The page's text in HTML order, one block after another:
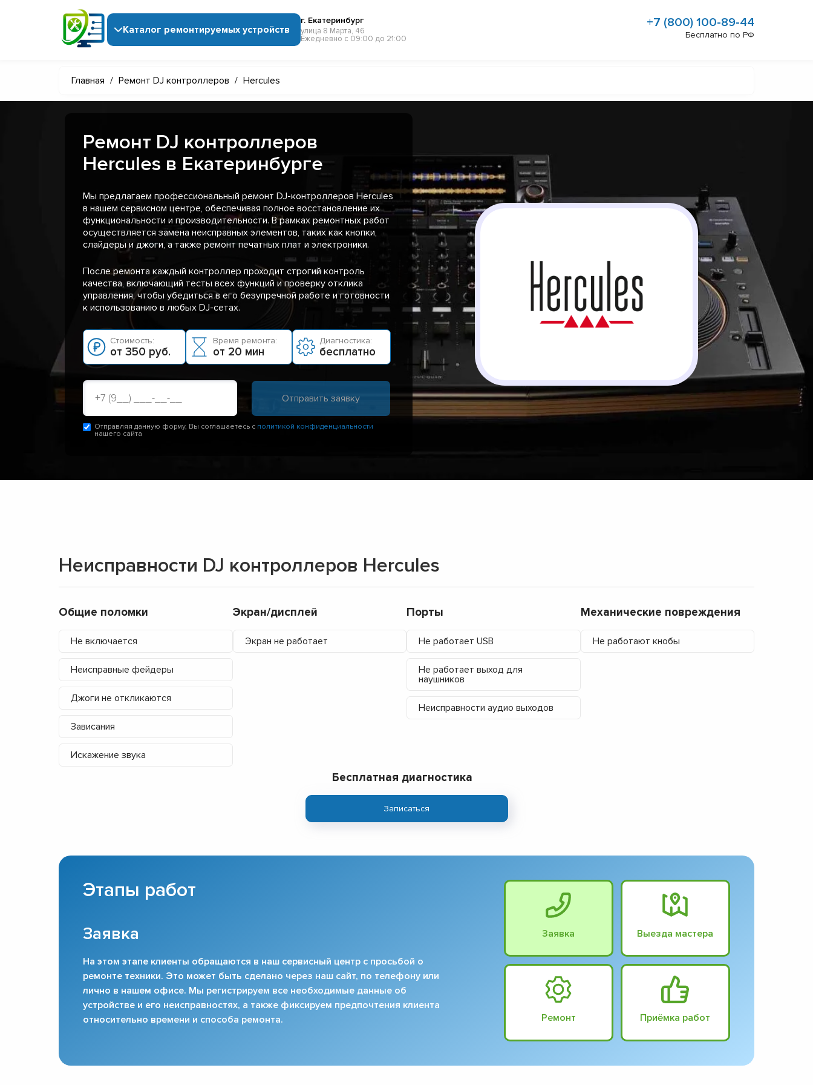
Каталог ремонтируемых устройств
г. Екатеринбург
улица 8 Марта, 46
Ежедневно с 09:00 до 21:00
+7 (800) 100-89-44
Бесплатно по РФ
Главная / Ремонт DJ контроллеров / Hercules
Ремонт DJ контроллеров
Hercules в Екатеринбурге
Мы предлагаем профессиональный ремонт DJ-контроллеров Hercules
в нашем сервисном центре, обеспечивая полное восстановление их
функциональности и производительности. В рамках ремонтных работ
осуществляется замена неисправных элементов, таких как кнопки,
слайдеры и джоги, а также ремонт печатных плат и электроники.
После ремонта каждый контроллер проходит строгий контроль
качества, включающий тесты всех функций и проверку отклика
управления, чтобы убедиться в его безупречной работе и готовности
к использованию в любых DJ-сетах.
Стоимость:
от 350 руб.
Время ремонта:
от 20 мин
Диагностика:
бесплатно
Отправляя данную форму, Вы соглашаетесь с политикой конфиденциальности
нашего сайта
Неисправности DJ контроллеров Hercules
Общие поломки
Не включается
Неисправные фейдеры
Джоги не откликаются
Зависания
Искажение звука
Экран/дисплей
Экран не работает
Порты
Не работает USB
Не работает выход для
наушников
Неисправности аудио выходов
Механические повреждения
Не работают кнобы
Бесплатная диагностика
Записаться
Этапы работ
Заявка
На этом этапе клиенты обращаются в наш сервисный центр с просьбой о
ремонте техники. Это может быть сделано через наш сайт, по телефону или
лично в нашем офисе. Мы регистрируем все необходимые данные об
устройстве и его неисправностях, а также фиксируем предпочтения клиента
относительно времени и способа ремонта.
Заявка Выезда мастера
Ремонт Приёмка работ
▼
▼
▼
▼